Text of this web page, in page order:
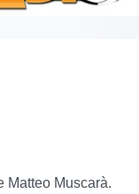
Matteo Muscarà.